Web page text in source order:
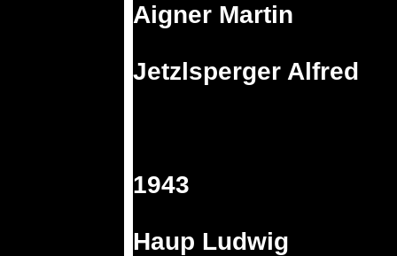
Aigner Martin
Jetzlsperger Alfred
1943
Haup Ludwig